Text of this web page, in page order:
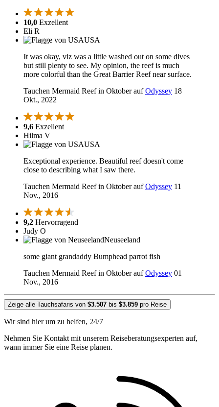
10,0 Exzellent
Eli R
USA
It was okay, viz was a little washed out on some dives
but still plenty to see. My opinion, the reef is much
more colorful than the Great Barrier Reef near surface.
Tauchen Mermaid Reef in Oktober aufOdyssey 18
Okt., 2022
9,6 Exzellent
Hilma V
USA
Exceptional experience. Beautiful reef doesn't come
close to describing what I saw there.
Tauchen Mermaid Reef in Oktober aufOdyssey 11
Nov., 2016
9,2 Hervorragend
Judy O
Neuseeland
some giant grandaddy Bumphead parrot fish
Tauchen Mermaid Reef in Oktober aufOdyssey 01
Nov., 2016
Zeige alle Tauchsafaris von $3.507 bis $3.859 pro Reise
Wir sind hier um zu helfen, 24/7
Nehmen Sie Kontakt mit unserem Reiseberatungsexperten auf,
wann immer Sie eine Reise planen.